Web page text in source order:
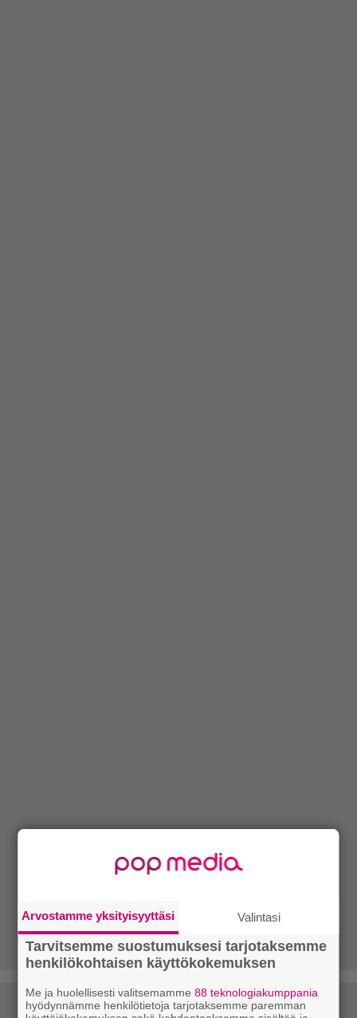
Arvostamme yksityisyyttäsi Valintasi
Tarvitsemme suostumuksesi tarjotaksemme
henkilökohtaisen käyttökokemuksen
Me ja huolellisesti valitsemamme88 teknologiakumppania
hyödynnämme henkilötietoja tarjotaksemme paremman